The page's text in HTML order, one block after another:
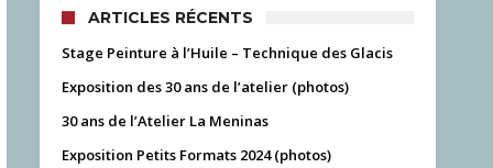
ARTICLES RÉCENTS
Stage Peinture à l’Huile – Technique des Glacis
Exposition des 30 ans de l’atelier (photos)
30 ans de l’Atelier La Meninas
Exposition Petits Formats 2024 (photos)